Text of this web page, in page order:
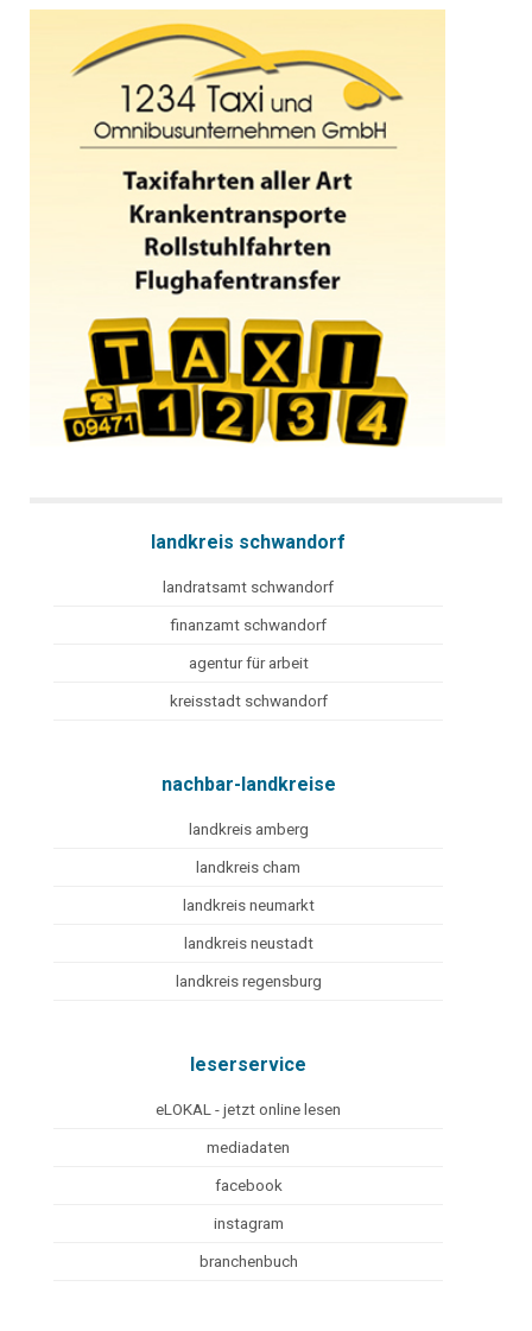
landkreis schwandorf
landratsamt schwandorf
finanzamt schwandorf
agentur für arbeit
kreisstadt schwandorf
nachbar-landkreise
landkreis amberg
landkreis cham
landkreis neumarkt
landkreis neustadt
landkreis regensburg
leserservice
eLOKAL - jetzt online lesen
mediadaten
facebook
instagram
branchenbuch